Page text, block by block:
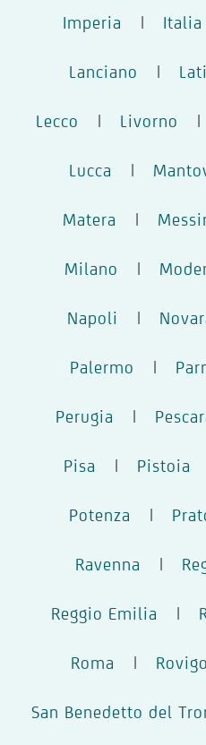
Imperia | Italia
Lanciano |
Lecco | Livorno |
Lucca |
Matera |
Milano |
Napoli |
Palermo |
Perugia |
Pisa | Pistoia
Potenza |
Ravenna |
Reggio Emilia |
Roma | Rovigo
San Benedetto del